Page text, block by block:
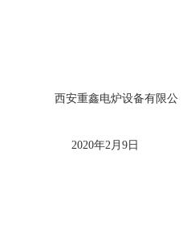
西安重鑫电炉设备有限公
2020年2月9日